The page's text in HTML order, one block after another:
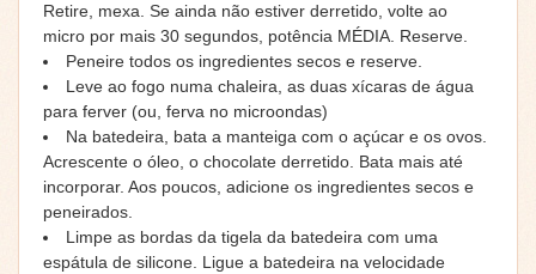
Retire, mexa. Se ainda não estiver derretido, volte ao
micro por mais 30 segundos, potência MÉDIA. Reserve.
Peneire todos os ingredientes secos e reserve.
Leve ao fogo numa chaleira, as duas xícaras de água
para ferver (ou, ferva no microondas)
Na batedeira, bata a manteiga com o açúcar e os ovos.
Acrescente o óleo, o chocolate derretido. Bata mais até
incorporar. Aos poucos, adicione os ingredientes secos e
peneirados.
Limpe as bordas da tigela da batedeira com uma
espátula de silicone. Ligue a batedeira na velocidade